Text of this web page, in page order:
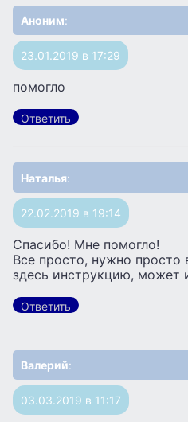
Аноним:
23.01.2019 в 17:29
помогло
Ответить
Наталья:
22.02.2019 в 19:14
Спасибо! Мне помогло!
Все просто, нужно просто
здесь инструкцию, может
Ответить
Валерий:
03.03.2019 в 11:17